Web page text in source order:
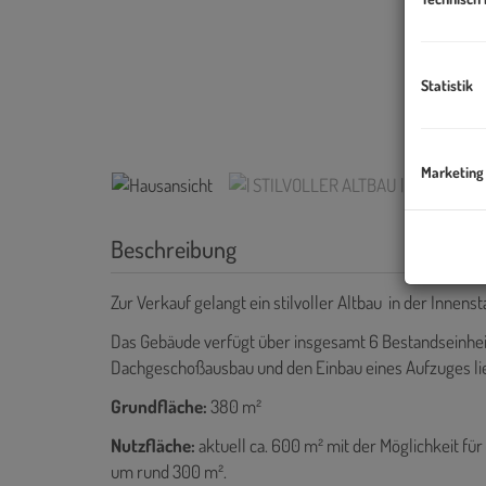
Beschreibung
Zur Verkauf gelangt ein stilvoller Altbau in der
Das Gebäude verfügt über insgesamt 6
Dachgeschoßausbau und den Einbau eines Aufzuges
Grundfläche:380 m²
Nutzfläche:aktuell ca. 600 m² mit der Möglichkeit
um rund 300 m².
Statistik
Marketing